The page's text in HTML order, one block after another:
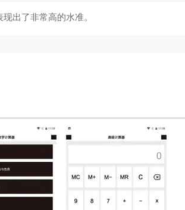
出了非常高的水准。